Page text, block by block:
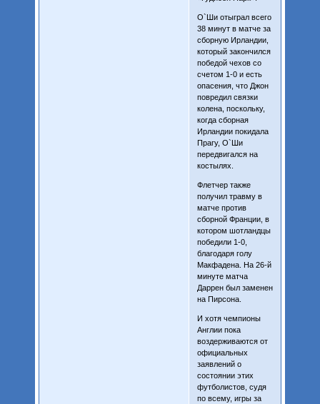
О`Ши отыграл всего
38 минут в матче за
сборную Ирландии,
который закончился
победой чехов со
счетом 1-0 и есть
опасения, что Джон
повредил связки
колена, поскольку,
когда сборная
Ирландии покидала
Прагу, О`Ши
передвигался на
костылях.
Флетчер также
получил травму в
матче против
сборной Франции, в
котором шотландцы
победили 1-0,
благодаря голу
Макфадена. На 26-й
минуте матча
Даррен был заменен
на Пирсона.
И хотя чемпионы
Англии пока
воздерживаются от
официальных
заявлений о
состоянии этих
футболистов, судя
по всему, игры за